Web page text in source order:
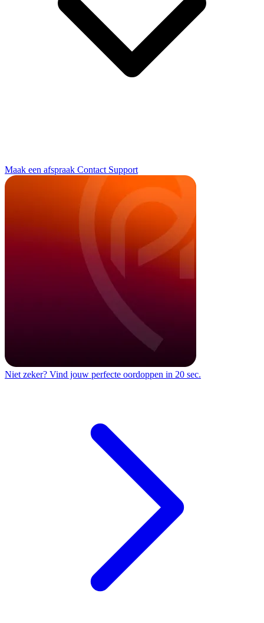
Maak een afspraak Contact Support
Niet zeker? Vind jouw perfecte oordoppen in 20 sec.